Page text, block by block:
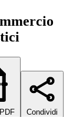
Condividi